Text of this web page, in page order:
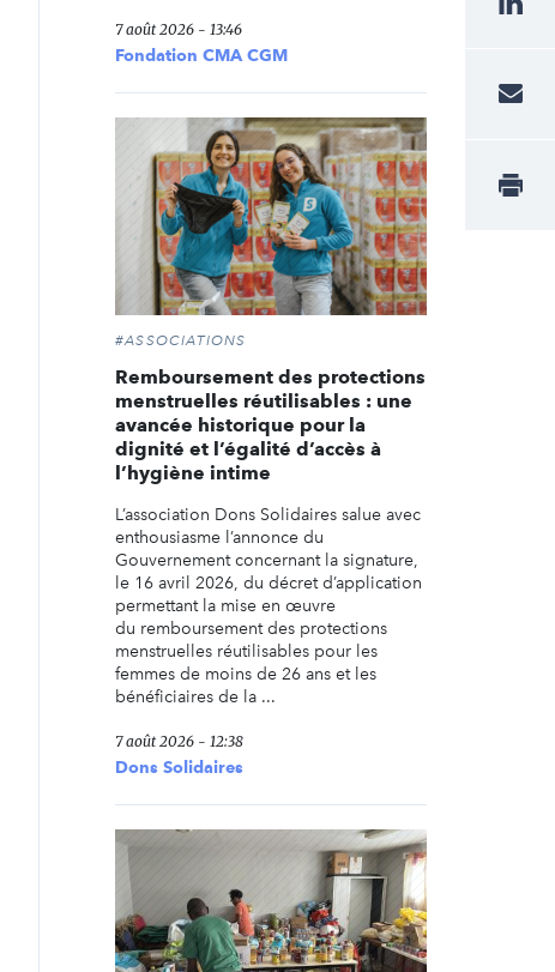
7 août 2026 - 13:46
Fondation CMA CGM
#ASSOCIATIONS
Remboursement des protections
menstruelles réutilisables : une
avancée historique pour la
dignité et l’égalité d’accès à
l’hygiène intime
L’association Dons Solidaires salue avec
enthousiasme l’annonce du
Gouvernement concernant la signature,
le 16 avril 2026, du décret d’application
permettant la mise en œuvre
du remboursement des protections
menstruelles réutilisables pour les
femmes de moins de 26 ans et les
bénéficiaires de la ...
7 août 2026 - 12:38
Dons Solidaires